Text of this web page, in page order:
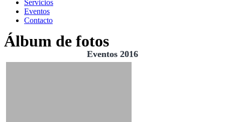
Servicios
Eventos
Contacto
Álbum de fotos
Eventos 2016